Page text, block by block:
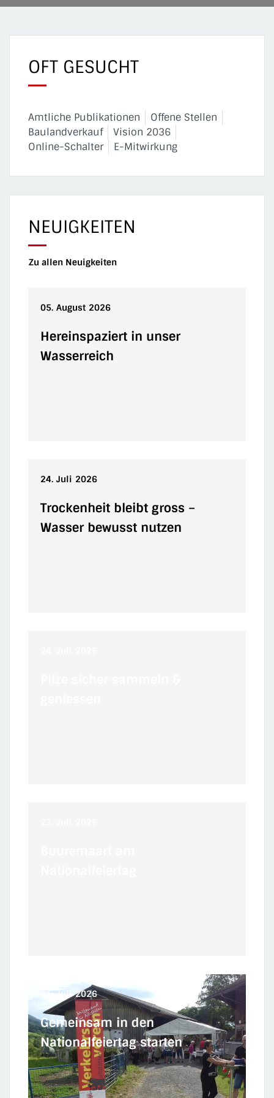
OFT GESUCHT
Amtliche Publikationen
Offene Stellen
Baulandverkauf
Vision 2036
Online-Schalter
E-Mitwirkung
NEUIGKEITEN
Zu allen Neuigkeiten
05. August 2026
Hereinspaziert in unser
Wasserreich
24. Juli 2026
Trockenheit bleibt gross –
Wasser bewusst nutzen
21. Juli 2026
Gemeinsam in den
Nationalfeiertag starten